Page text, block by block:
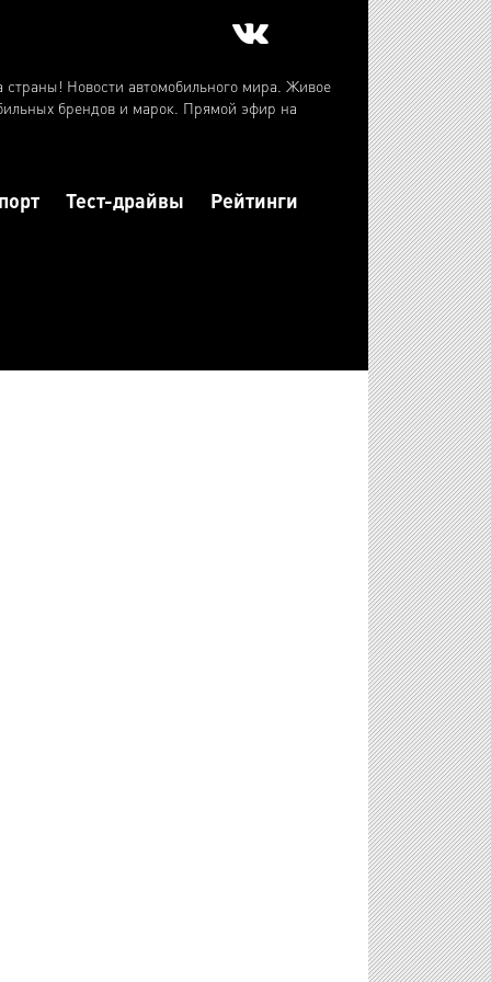
страны! Новости автомобильного мира. Живое
брендов и марок. Прямой эфир на
Тест-драйвы Рейтинги